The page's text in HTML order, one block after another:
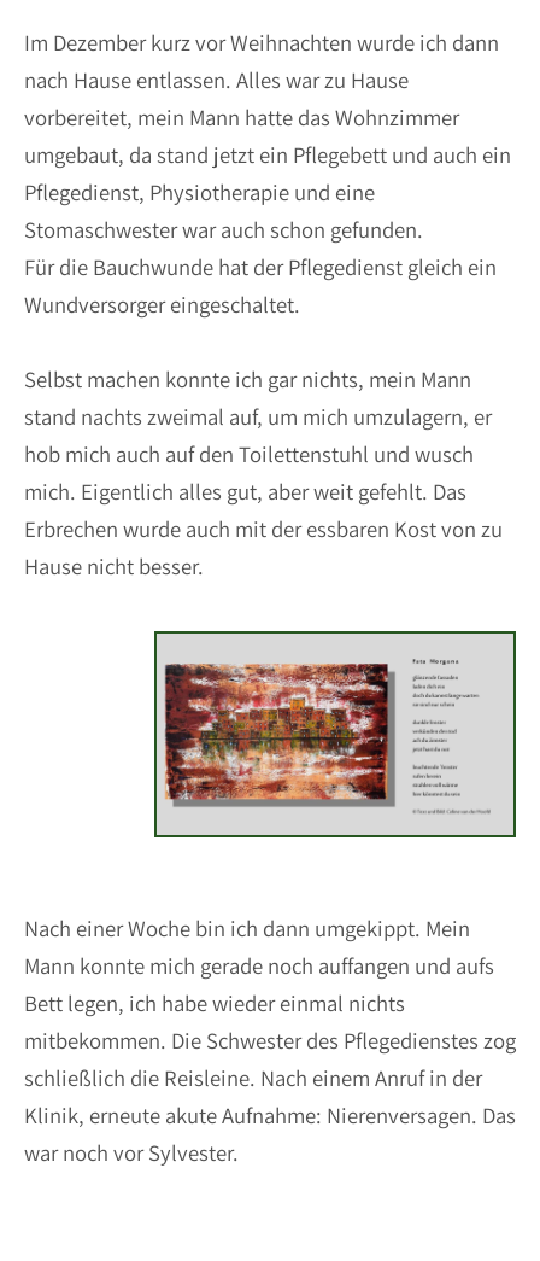
Im Dezember kurz vor Weihnachten wurde ich dann
nach Hause entlassen. Alles war zu Hause
vorbereitet, mein Mann hatte das Wohnzimmer
umgebaut, da stand jetzt ein Pflegebett und auch ein
Pflegedienst, Physiotherapie und eine
Stomaschwester war auch schon gefunden.
Für die Bauchwunde hat der Pflegedienst gleich ein
Wundversorger eingeschaltet.
Selbst machen konnte ich gar nichts, mein Mann
stand nachts zweimal auf, um mich umzulagern, er
hob mich auch auf den Toilettenstuhl und wusch
mich. Eigentlich alles gut, aber weit gefehlt. Das
Erbrechen wurde auch mit der essbaren Kost von zu
Hause nicht besser.
Nach einer Woche bin ich dann umgekippt. Mein
Mann konnte mich gerade noch auffangen und aufs
Bett legen, ich habe wieder einmal nichts
mitbekommen. Die Schwester des Pflegedienstes zog
schließlich die Reisleine. Nach einem Anruf in der
Klinik, erneute akute Aufnahme: Nierenversagen. Das
war noch vor Sylvester.